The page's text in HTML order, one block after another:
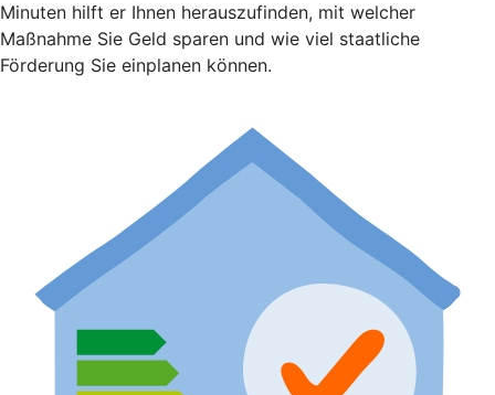
Minuten hilft er Ihnen herauszufinden, mit welcher
Maßnahme Sie Geld sparen und wie viel staatliche
Förderung Sie einplanen können.